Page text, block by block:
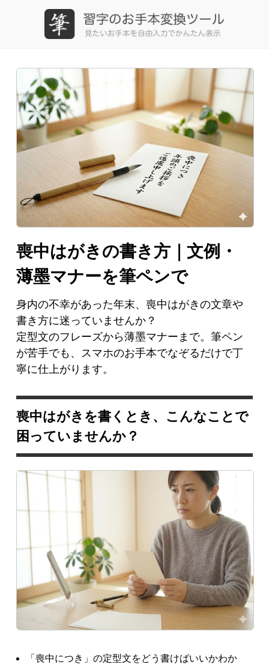
習字のお手本変換ツール
喪中はがきの書き方｜文例・
薄墨マナーを筆ペンで
身内の不幸があった年末、喪中はがきの文章や
書き方に迷っていませんか？
定型文のフレーズから薄墨マナーまで。筆ペン
が苦手でも、スマホのお手本でなぞるだけで丁
寧に仕上がります。
喪中はがきを書くとき、こんなことで
困っていませんか？
「喪中につき」の定型文をどう書けばいいかわか